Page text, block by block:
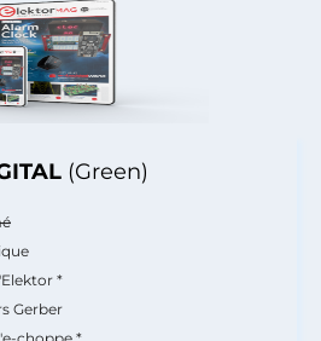
(Green)
*
Gerber